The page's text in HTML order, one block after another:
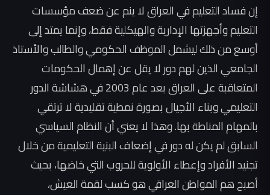
إن فساد التعليم في العراق لا ينم عن ضعف مؤسسات
التعليم وأجهزتها الإدارية والهيكلية فقط، وإنما يمتد إلى
أوسع من ذلك ليشمل الموظف الحكومي والطالب والأستاذ
الجامعي الذين لهم دور لا يقل عن إهمال الحكومات
المتعاقبة على العراق بعد عام 2003 في هشاشة الدور
التعليمي وبناء الأجيال بصورة نمطية تقليدية لا ترتقي
بالمهام المناطة بها. وهذا لا يعني أن النظام السياسي
السابق لم يكن له دور في إضعاف البنية التعليمية من خلال
تجنيد الأفراد وإعطاء الأولوية للحروب التي خاضها، بحيث
أصبح هم المواطن العراقي هو كسب لقمة العيش،